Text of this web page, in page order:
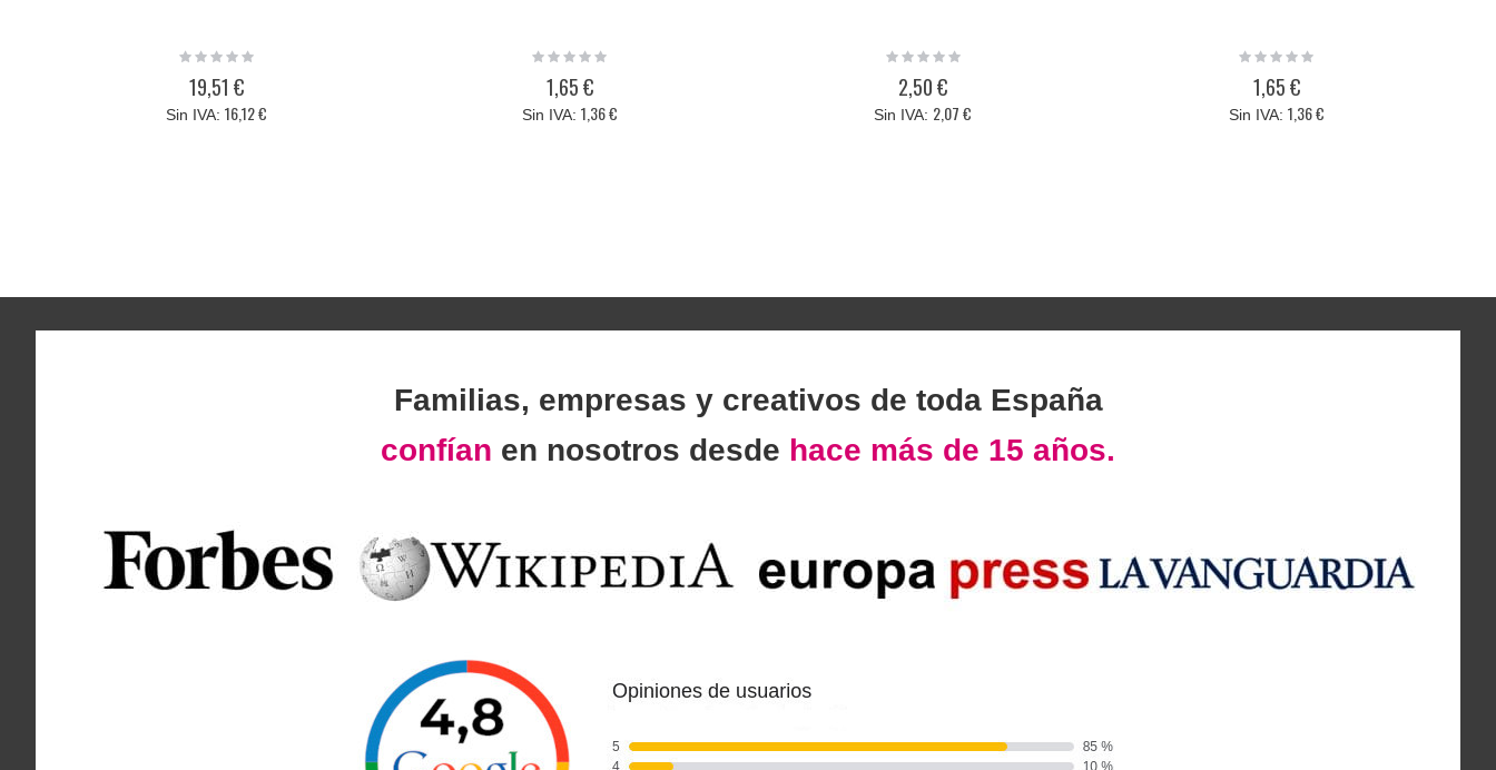
Rating:
19,51 €
16,12 €
Rating:
1,65 €
1,36 €
Rating:
2,50 €
2,07 €
Rating:
1,65 €
1,36 €
Familias, empresas y creativos de toda España
confían en nosotros desde hace más de 15 años.